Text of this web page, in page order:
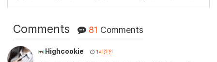
Comments 81 Comments
Highcookie 1시간전